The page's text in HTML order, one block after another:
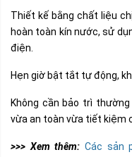
Thiết kế bằng chất liệu
hoàn toàn kín nước, sử
điện.
Hẹn giờ bật tắt tự động,
Không cần bảo trì
vừa an toàn vừa tiết kiệm
>>> Xem thêm: Các sản